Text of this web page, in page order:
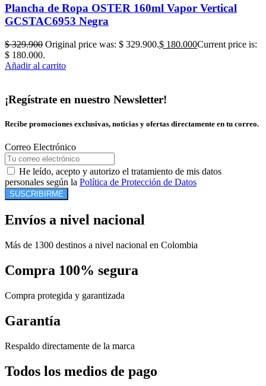
Plancha de Ropa OSTER 160ml Vapor Vertical
GCSTAC6953 Negra
$329.900 Original price was: $ 329.900.$ 180.000Current price is:
$ 180.000.
Añadir al carrito
¡Regístrate en nuestro Newsletter!
Recibe promociones exclusivas, noticias y ofertas directamente en tu correo.
Correo Electrónico
He leído, acepto y autorizo el tratamiento de mis datos
personales según la Política de Protección de Datos
SUSCRIBIRME
Envíos a nivel nacional
Más de 1300 destinos a nivel nacional en Colombia
Compra 100% segura
Compra protegida y garantizada
Garantía
Respaldo directamente de la marca
Todos los medios de pago